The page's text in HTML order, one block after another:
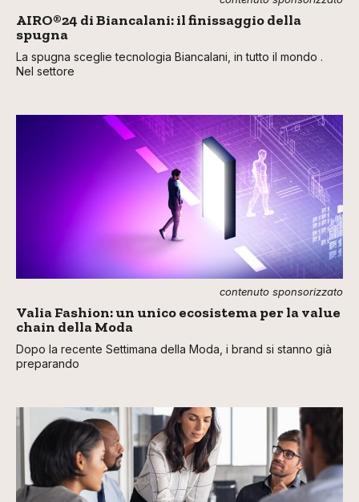
AIRO®24 di Biancalani: il finissaggio della
spugna
La spugna sceglie tecnologia Biancalani, in tutto il mondo .
Nel settore
contenuto sponsorizzato
Valia Fashion: un unico ecosistema per la value
chain della Moda
Dopo la recente Settimana della Moda, i brand si stanno già
preparando